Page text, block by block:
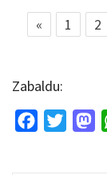
« 1 2
Zabaldu:
FacebookTwitter